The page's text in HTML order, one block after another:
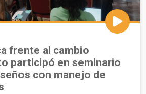
frente al cambio
participó en seminario
con manejo de